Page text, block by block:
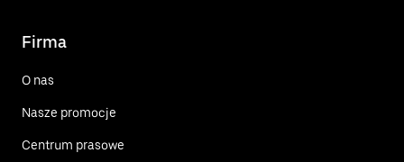
Firma
O nas
Nasze promocje
Centrum prasowe